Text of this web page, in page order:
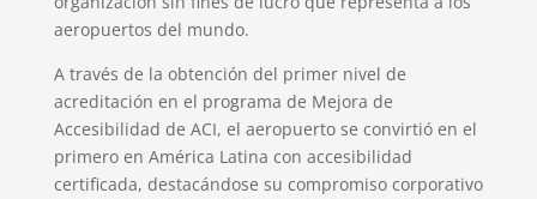
aeropuertos del mundo.
A través de la obtención del primer nivel de
acreditación en el programa de Mejora de
Accesibilidad de ACI, el aeropuerto se convirtió en el
primero en América Latina con accesibilidad
certificada, destacándose su compromiso corporativo